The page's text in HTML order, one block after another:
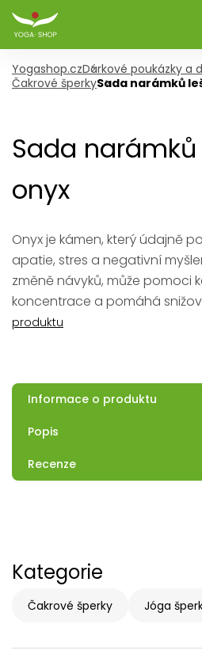
Yogashop.czDárkové poukázky a
Čakrové šperkySada narámků
Sada
onyx
Onyx je kámen, který údajně
apatie, stres a negativní
změně návyků, může pomoci
koncentrace a pomáhá
produktu
Informace o produktu
Popis
Recenze
Kategorie
Čakrové šperky Jóga